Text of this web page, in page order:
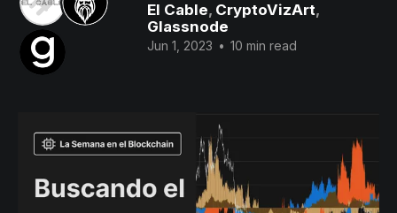
El Cable, CryptoVizArt,
Glassnode
Jun 1, 2023 • 10 min read